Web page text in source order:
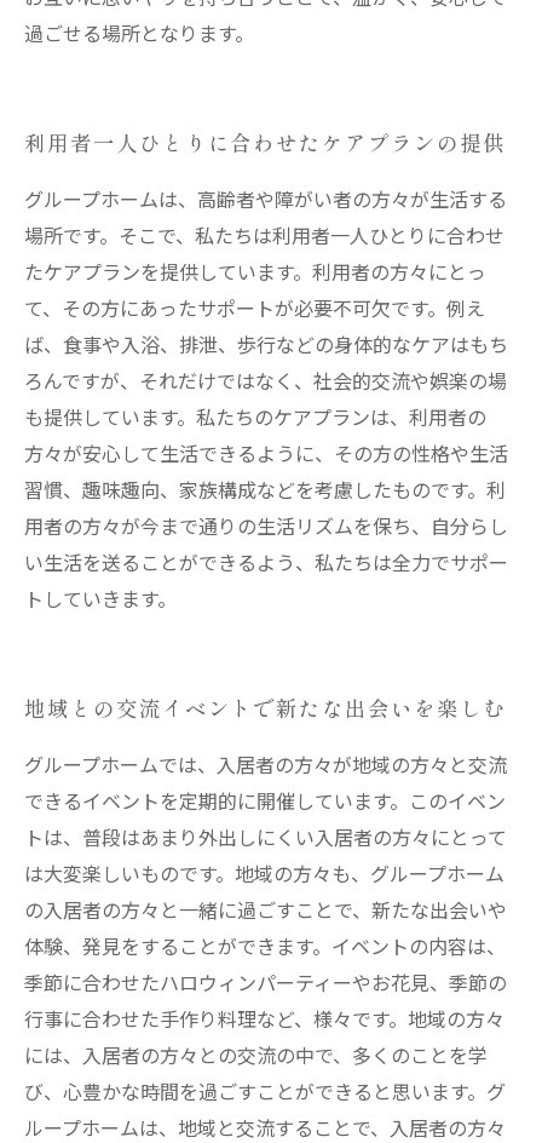
過ごせる場所となります。
利用者一人ひとりに合わせたケアプランの提供
グループホームは、高齢者や障がい者の方々が生活する
場所です。そこで、私たちは利用者一人ひとりに合わせ
たケアプランを提供しています。利用者の方々にとっ
て、その方にあったサポートが必要不可欠です。例え
ば、食事や入浴、排泄、歩行などの身体的なケアはもち
ろんですが、それだけではなく、社会的交流や娯楽の場
も提供しています。私たちのケアプランは、利用者の
方々が安心して生活できるように、その方の性格や生活
習慣、趣味趣向、家族構成などを考慮したものです。利
用者の方々が今まで通りの生活リズムを保ち、自分らし
い生活を送ることができるよう、私たちは全力でサポー
トしていきます。
地域との交流イベントで新たな出会いを楽しむ
グループホームでは、入居者の方々が地域の方々と交流
できるイベントを定期的に開催しています。このイベン
トは、普段はあまり外出しにくい入居者の方々にとって
は大変楽しいものです。地域の方々も、グループホーム
の入居者の方々と一緒に過ごすことで、新たな出会いや
体験、発見をすることができます。イベントの内容は、
季節に合わせたハロウィンパーティーやお花見、季節の
行事に合わせた手作り料理など、様々です。地域の方々
には、入居者の方々との交流の中で、多くのことを学
び、心豊かな時間を過ごすことができると思います。グ
ループホームは、地域と交流することで、入居者の方々